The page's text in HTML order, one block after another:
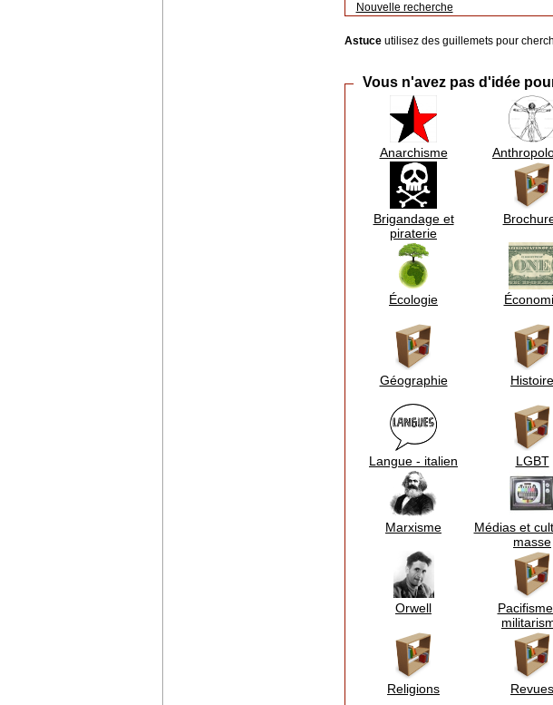
Nouvelle recherche
Astuceutilisez des guillemets pour
Vous n'avez pas d'idée
Anarchisme
Brigandage et
piraterie
Écologie
Géographie Histoire
Langue - italien LGBT
Marxisme
Médias et
masse
Orwell
Religions Revues